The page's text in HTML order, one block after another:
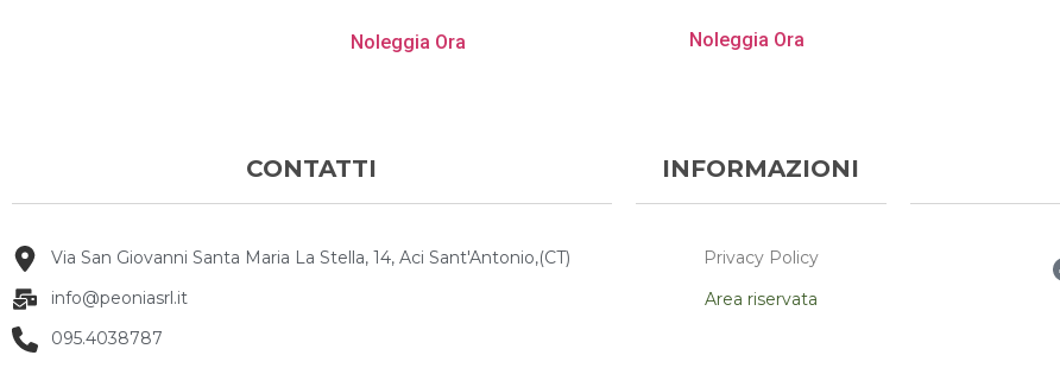
Noleggia Ora Noleggia Ora
CONTATTI
Via San Giovanni Santa Maria La Stella, 14, Aci Sant'Antonio,(CT)
info@peoniasrl.it
095.4038787
INFORMAZIONI
Privacy Policy
Area riservata